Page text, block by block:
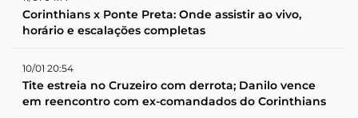
Corinthians x Ponte Preta: Onde assistir ao vivo,
horário e escalações completas
10/01 20:54
Tite estreia no Cruzeiro com derrota; Danilo vence
em reencontro com ex-comandados do Corinthians